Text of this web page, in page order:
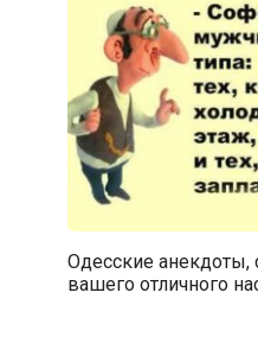
Одесские анекдоты,
вашего отличного